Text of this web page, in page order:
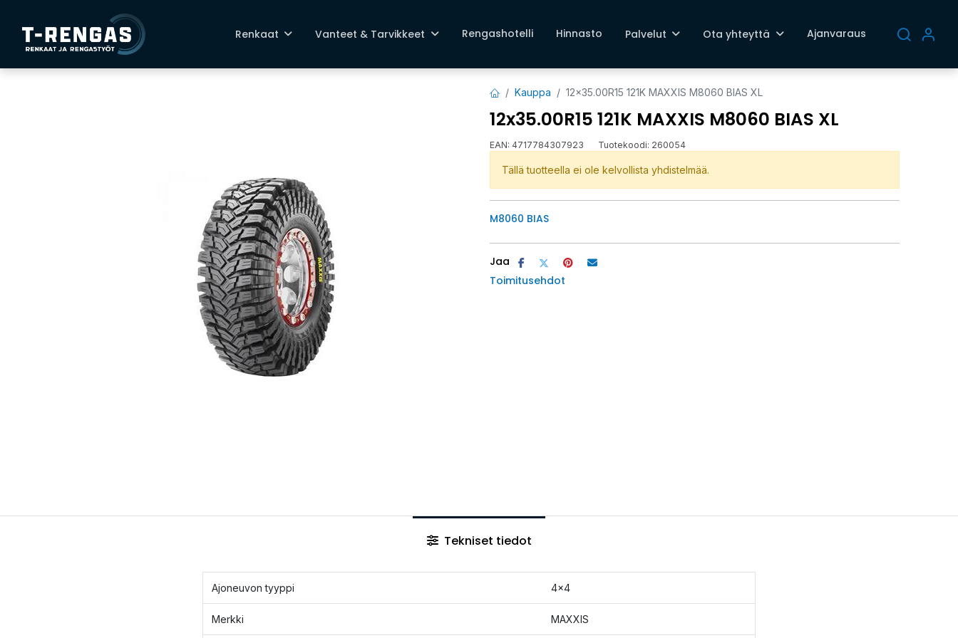
Renkaat Vanteet & Tarvikkeet Rengashotelli Hinnasto Palvelut Ota yhteyttä Ajanvaraus
Kauppa 12x35.00R15 121K MAXXIS M8060 BIAS XL
12x35.00R15 121K MAXXIS M8060 BIAS XL
EAN: 4717784307923 Tuotekoodi: 260054
Tällä tuotteella ei ole kelvollista yhdistelmää.
M8060 BIAS
Jaa
Toimitusehdot
Tekniset tiedot
Ajoneuvon tyyppi 4x4
Merkki MAXXIS